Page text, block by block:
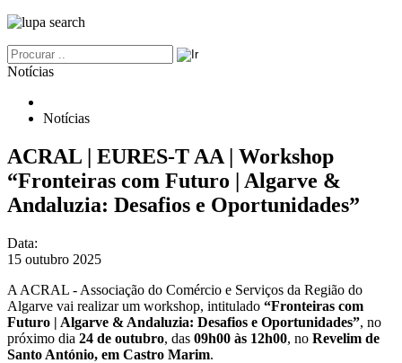
Notícias
Notícias
ACRAL | EURES-T AA | Workshop
“Fronteiras com Futuro | Algarve &
Andaluzia: Desafios e Oportunidades”
Data:
15 outubro 2025
A ACRAL - Associação do Comércio e Serviços da Região do
Algarve vai realizar um workshop, intitulado “Fronteiras com
Futuro | Algarve & Andaluzia: Desafios e Oportunidades”, no
próximo dia 24 de outubro, das 09h00 às 12h00, no Revelim de
Santo António, em Castro Marim.